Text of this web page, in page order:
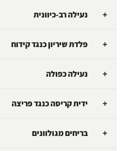
נעילה רב-כיוונית
פלדת שיריון כנגד קידוח
נעילה כפולה
ידית קריסה כנגד פריצה
בריחים מגולוונים